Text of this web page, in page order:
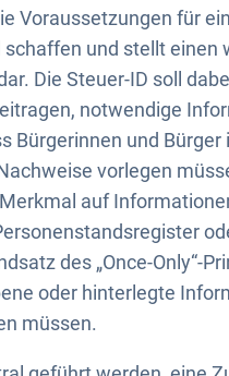
Voraussetzungen für
und stellt einen
Die Steuer-ID soll
notwendige
Bürgerinnen und
vorlegen
auf
des „Once-Only“-
oder hinterlegte
müssen.